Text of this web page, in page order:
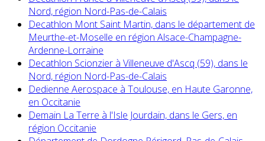
Nord, région Nord-Pas-de-Calais
Decathlon Mont Saint Martin, dans le département de
Meurthe-et-Moselle en région Alsace-Champagne-
Ardenne-Lorraine
Decathlon Scionzier à Villeneuve d'Ascq (59), dans le
Nord, région Nord-Pas-de-Calais
Dedienne Aerospace à Toulouse, en Haute Garonne,
en Occitanie
Demain La Terre à l'Isle Jourdain, dans le Gers, en
région Occitanie